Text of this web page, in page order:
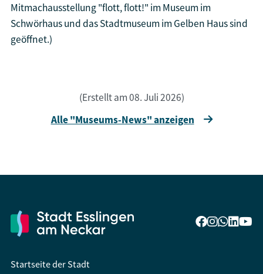
Mitmachausstellung "flott, flott!" im Museum im
Schwörhaus und das Stadtmuseum im Gelben Haus sind
geöffnet.)
(Erstellt am 08. Juli 2026)
Alle "Museums-News" anzeigen
Startseite der Stadt